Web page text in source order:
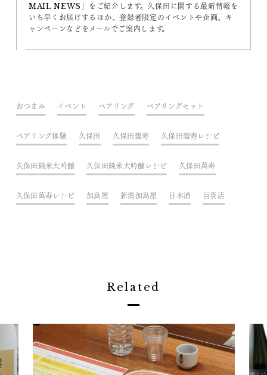
MAIL NEWS」をご紹介します。久保田に関する最新情報を
いち早くお届けするほか、登録者限定のイベントや企画、キ
ャンペーンなどをメールでご案内します。
おつまみ イベント ペアリング ペアリングセット
ペアリング体験 久保田 久保田碧寿 久保田碧寿レシピ
久保田純米大吟醸 久保田純米大吟醸レシピ 久保田萬寿
久保田萬寿レシピ 加島屋 新潟加島屋 日本酒 百貨店
Related